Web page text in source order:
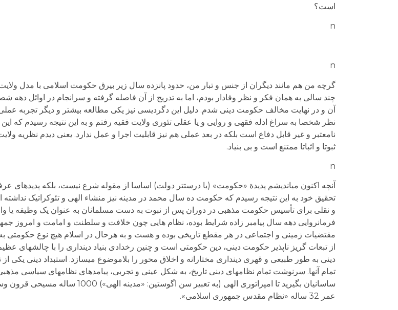
است؟
n
n
گرچه من هم مانند دیگران از جنس و تبار من، حدود پانزده سال زیر بیرق حکومت اسلامی با مدل
چند سالی به همان فکر و نظر وفادار بودم، اما به تدریج از آن فاصله گرفته و سرانجام در اوائل
آن و در نهایت مخالف حکومت دینی شدم. دلیل این دگردیسی نیز یکی مطالعه بیشتر و دیگر تجربه
نظر شخصا به سراغ ادله فقهی و روایی و یا عقلی تئوری ولایت فقیه رفتم و به این نتیجه رسیدم که
نامعتبر و غیر قابل دفاع است بلکه در بعد عملی هم نیز قابلیت اجرا و عمل ندارد. یعنی دیدم نظریه
ثبوتا و اثباتا ممتنع است و بی بنیاد.
n
آنچه اکنون می­اندیشم پدیدة «حکومت» (یا درست­تر دولت) اساسا از مقوله شرع نیست، بلکه پدیده­ای
تحقیق خود به این نتیجه رسیدم که حکومت ده سال محمد در مدینه نیز منشاء الهی و تئوکراتیک
و نقلی برای تأسیس حکومت مذهبی در دوران پس از نبوت به دست مسلمانان به عنوان یک وظیفه یا
فرمانروایی دهه سال پیامبر زاده شرایط بوده، نظام هایی چون خلافت و سلطنت و امامت و امروز
مقتضیات زمینی و اجتماعی در هر مقطع تاریخی بوده و هست و به هرحال در اسلام هیچ نوع حکومتی
از تبعات گریز ناپذیر حکومت دینی، دین حکومتی است و چنین رخدادی بنیاد دینداری را با چالش­های
دینی به طور طبیعی و قهری دینداری مختارانه و اخلاق محور را بلاموضوع می­سازد. استبداد دینی یکی از
عمر 32 ساله «نظام مقدس جمهوری اسلامی».